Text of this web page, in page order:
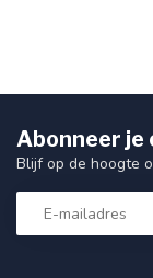
Abonneer je
Blijf op de hoogte